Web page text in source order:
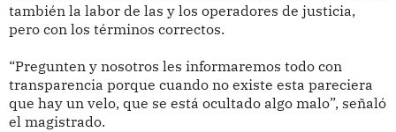
también la labor de las y los operadores de justicia,
pero con los términos correctos.
“Pregunten y nosotros les informaremos todo con
transparencia porque cuando no existe esta pareciera
que hay un velo, que se está ocultado algo malo”, señaló
el magistrado.